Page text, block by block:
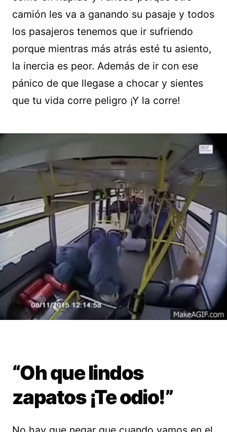
camión les va a ganando su pasaje y todos
los pasajeros tenemos que ir sufriendo
porque mientras más atrás esté tu asiento,
la inercia es peor. Además de ir con ese
pánico de que llegase a chocar y sientes
que tu vida corre peligro ¡Y la corre!
“Oh que lindos
zapatos ¡Te odio!”